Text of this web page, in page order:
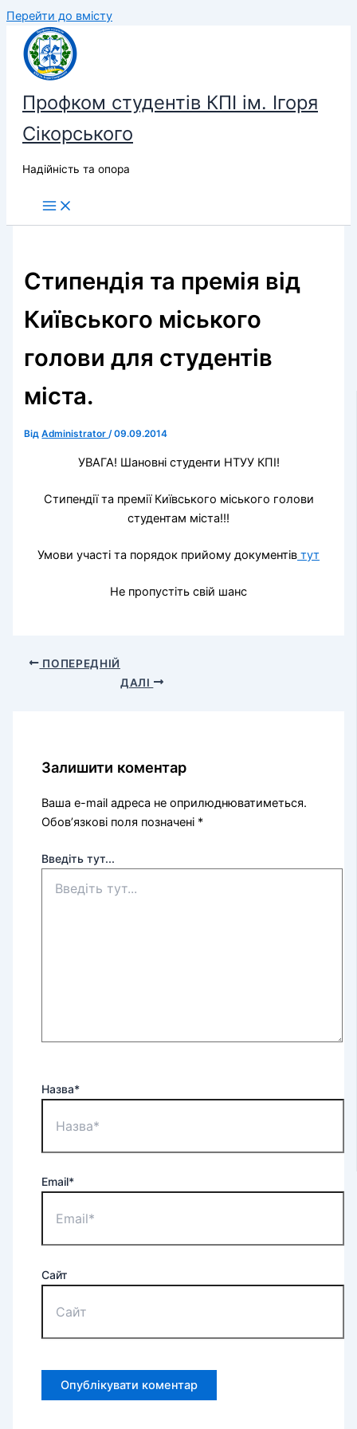
Перейти до вмісту
Профком студентів КПІ ім. Ігоря
Сікорського
Надійність та опора
Стипендія та премія від
Київського міського
голови для студентів
міста.
ВідAdministrator/09.09.2014
УВАГА! Шановні студенти НТУУ КПІ!
Стипендії та премії Київського міського голови
студентам міста!!!
Умови участі та порядок прийому документів тут
Не пропустіть свій шанс
ПОПЕРЕДНІЙ
ДАЛІ
Залишити коментар
Ваша e-mail адреса не оприлюднюватиметься.
Обов’язкові поля позначені *
Введіть тут...
Назва*
Email*
Сайт